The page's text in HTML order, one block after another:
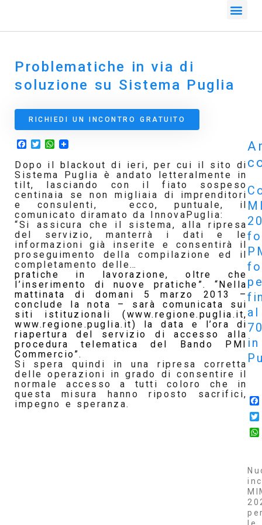
Problematiche in via di
soluzione su Sistema Puglia
RICHIEDI UN INCONTRO GRATUITO
Facebook
TwitterWhatsApp
Dopo il blackout di ieri, per cui il sito di
Sistema Puglia è andato letteralmente in
tilt, lasciando con il fiato sospeso
centinaia se non migliaia di imprenditori
e consulenti, ecco, puntuale, il
comunicato diramato da InnovaPuglia:
“Si assicura che il sistema, alla ripresa
del servizio, manterrà i dati e le
informazioni già inserite e consentirà il
proseguimento della compilazione ed il
completamento delle…
pratiche in lavorazione, oltre che
l’inserimento di nuove pratiche”. “Nella
mattinata di domani 5 marzo 2013 –
conclude la nota – sarà comunicata sui
siti istituzionali (www.regione.puglia.it,
www.regione.puglia.it) la data e l’ora di
riapertura del servizio di accesso alla
procedura telematica del Bando PMI
Commercio”.
Si spera quindi in una ripresa corretta
delle operazioni in grado di consentire il
normale accesso a tutti coloro che in
questa misura hanno riposto sacrifici,
impegno e speranza.
al
in